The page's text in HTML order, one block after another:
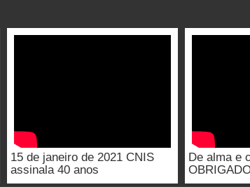
15 de janeiro de 2021 CNIS
assinala 40 anos
De alma e